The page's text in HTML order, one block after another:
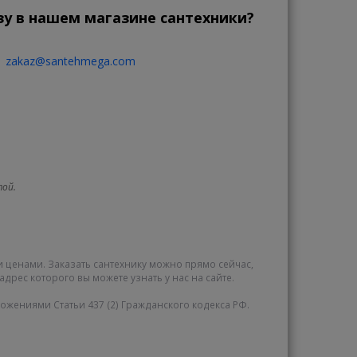
в нашем магазине сантехники?
zakaz@santehmega.com
Заказать сантехнику можно прямо сейчас,
которого вы можете узнать у нас на сайте.
Статьи 437 (2) Гражданского кодекса РФ.